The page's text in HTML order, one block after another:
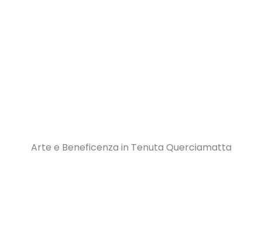
Arte e Beneficenza in Tenuta Querciamatta